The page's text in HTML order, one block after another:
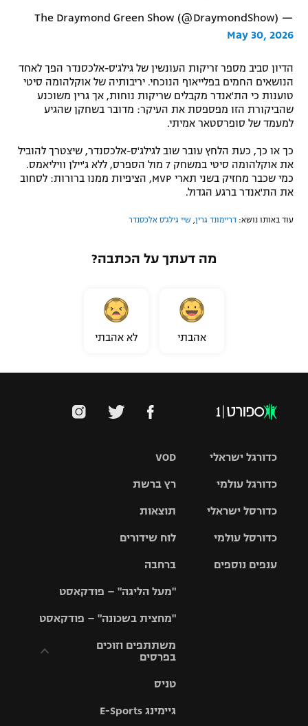
— The Draymond Green Show (@DraymondShow)
May 30, 2026
הדיון סביב מספר זריקות העונשין של גילג'ס-אלכסנדר הפך לאחד
הנושאים החמים בפלייאוף הנוכחי. יריבותיה של אוקלהומה סיטי
טוענות כי הת'אנדר מקבלים שריקות נוחות, אך גרין משוכנע
שהביקורת הזו מפספסת את העיקר: מדובר בשחקן שהגיע
למעמד של סופרסטאר אמיתי.
כך או כך, כעת הלחץ עובר שוב לגילג'ס-אלכסנדר, שיצטרך להוביל
את אוקלהומה סיטי במשחק 7 מול הספרס, ללא ג'יילן וויליאמס.
כמי שכבר מחזיק בשני תארי MVP, הציפיות ממנו ברורות: לסחוב
את הת'אנדר ברגע הגדול.
עוד באותו נושא: דריימונד גרין, שיי גילג'ס אלכסנדר
מה דעתך על הכתבה?
אהבתי לא אהבתי
VOD
רץ ברשת
תוצאות
לוח שידורים
ברחבה
"מעל הליגה" – פודקאסט
"מחצית בשכונה" – פודקאסט
משתתפים וזוכים
בפרסים
וזוכים בפרסים
טניס
גיימינג E-Sports
כדורגל ישראלי
גביע הטוטו
כדורגל עולמי
האלופות
ליגה
כדורסל ישראלי
סל
כדורסל עולמי
ענפים נוספים